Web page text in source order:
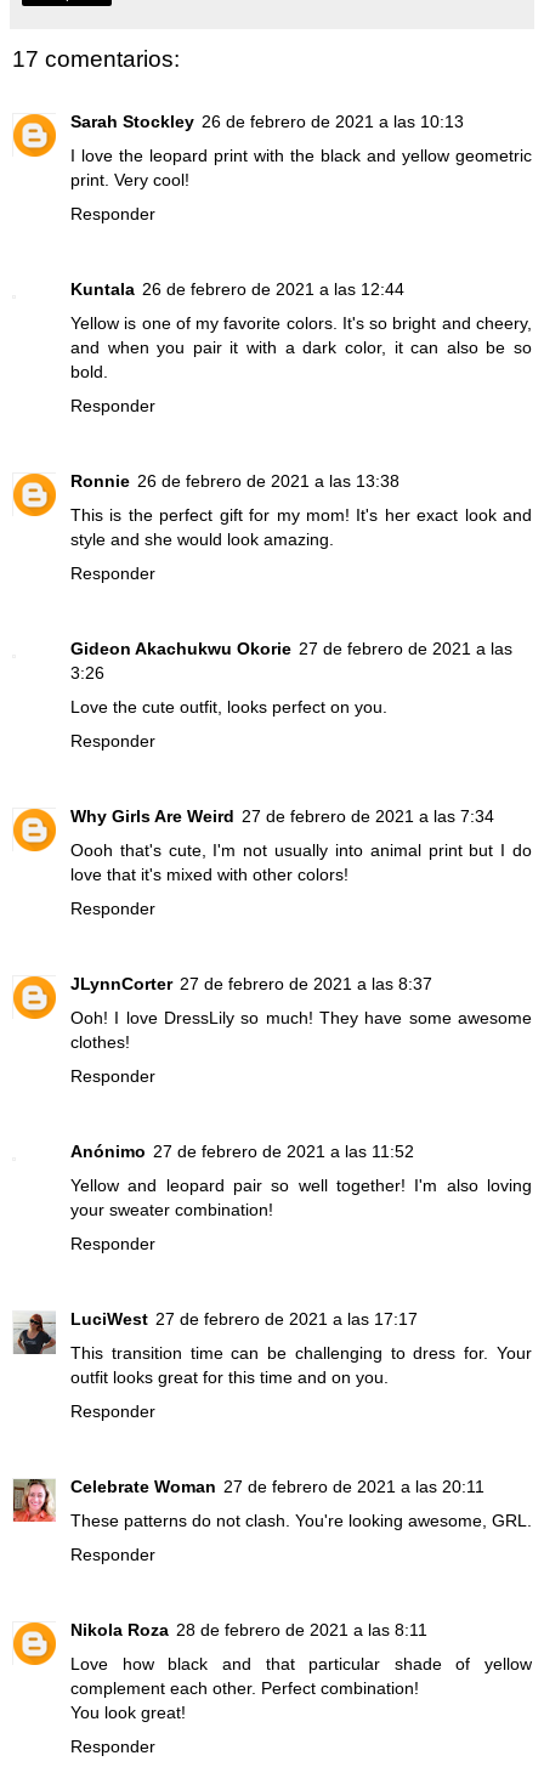
17 comentarios:
Sarah Stockley 26 de febrero de 2021 a las 10:13
I love the leopard print with the black and yellow geometric
print. Very cool!
Responder
Kuntala 26 de febrero de 2021 a las 12:44
Yellow is one of my favorite colors. It's so bright and cheery,
and when you pair it with a dark color, it can also be so
bold.
Responder
Ronnie 26 de febrero de 2021 a las 13:38
This is the perfect gift for my mom! It's her exact look and
style and she would look amazing.
Responder
Gideon Akachukwu Okorie 27 de febrero de 2021 a las
3:26
Love the cute outfit, looks perfect on you.
Responder
Why Girls Are Weird 27 de febrero de 2021 a las 7:34
Oooh that's cute, I'm not usually into animal print but I do
love that it's mixed with other colors!
Responder
JLynnCorter 27 de febrero de 2021 a las 8:37
Ooh! I love DressLily so much! They have some awesome
clothes!
Responder
Anónimo 27 de febrero de 2021 a las 11:52
Yellow and leopard pair so well together! I'm also loving
your sweater combination!
Responder
LuciWest 27 de febrero de 2021 a las 17:17
This transition time can be challenging to dress for. Your
outfit looks great for this time and on you.
Responder
Celebrate Woman 27 de febrero de 2021 a las 20:11
These patterns do not clash. You're looking awesome, GRL.
Responder
Nikola Roza 28 de febrero de 2021 a las 8:11
Love how black and that particular shade of yellow
complement each other. Perfect combination!
You look great!
Responder